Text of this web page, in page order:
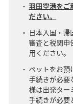
羽田空港をご
ださい。
日本入国・帰
審査と税関申
用ください。
ペットをお預
手続きが必要
様は出発ター
手続きが必要